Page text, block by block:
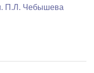
П.Л. Чебышева